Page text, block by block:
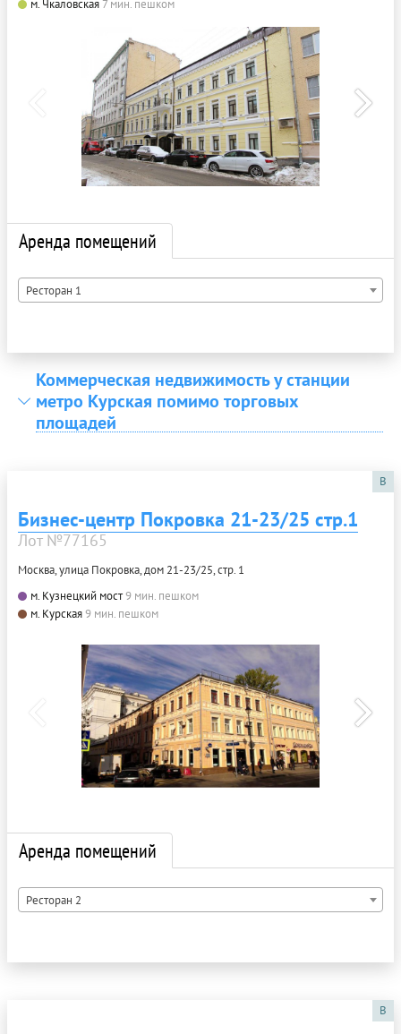
м. Чкаловская 7 мин. пешком
Аренда помещений
Ресторан 1
Коммерческая недвижимость у станции
метро Курская помимо торговых
площадей
B
Бизнес-центр Покровка 21-23/25 стр.1
Лот №77165
Москва, улица Покровка, дом 21-23/25, стр. 1
м. Кузнецкий мост9 мин. пешком
м. Курская9 мин. пешком
Аренда помещений
Ресторан 2
B